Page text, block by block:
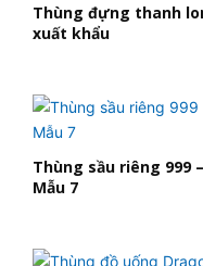
Thùng đựng thanh
xuất khẩu
Thùng sầu riêng 999 –
Mẫu 7